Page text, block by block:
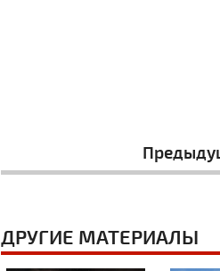
ДРУГИЕ МАТЕРИАЛЫ